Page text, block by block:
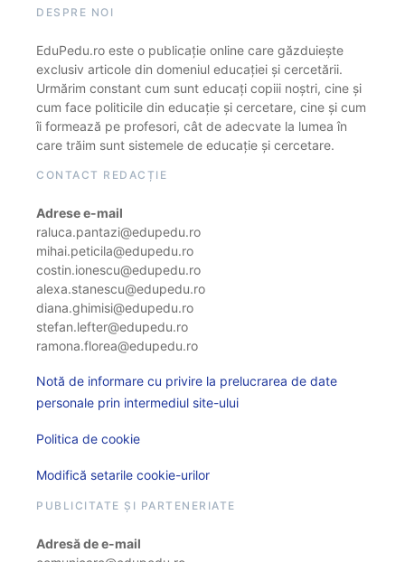
DESPRE NOI
EduPedu.ro este o publicație online care găzduiește
exclusiv articole din domeniul educației și cercetării.
Urmărim constant cum sunt educați copiii noștri, cine și
cum face politicile din educație și cercetare, cine și cum
îi formează pe profesori, cât de adecvate la lumea în
care trăim sunt sistemele de educație și cercetare.
CONTACT REDACȚIE
Adrese e-mail
raluca.pantazi@edupedu.ro
mihai.peticila@edupedu.ro
costin.ionescu@edupedu.ro
alexa.stanescu@edupedu.ro
diana.ghimisi@edupedu.ro
stefan.lefter@edupedu.ro
ramona.florea@edupedu.ro
Notă de informare cu privire la prelucrarea de date
personale prin intermediul site-ului
Politica de cookie
Modifică setarile cookie-urilor
PUBLICITATE ȘI PARTENERIATE
Adresă de e-mail